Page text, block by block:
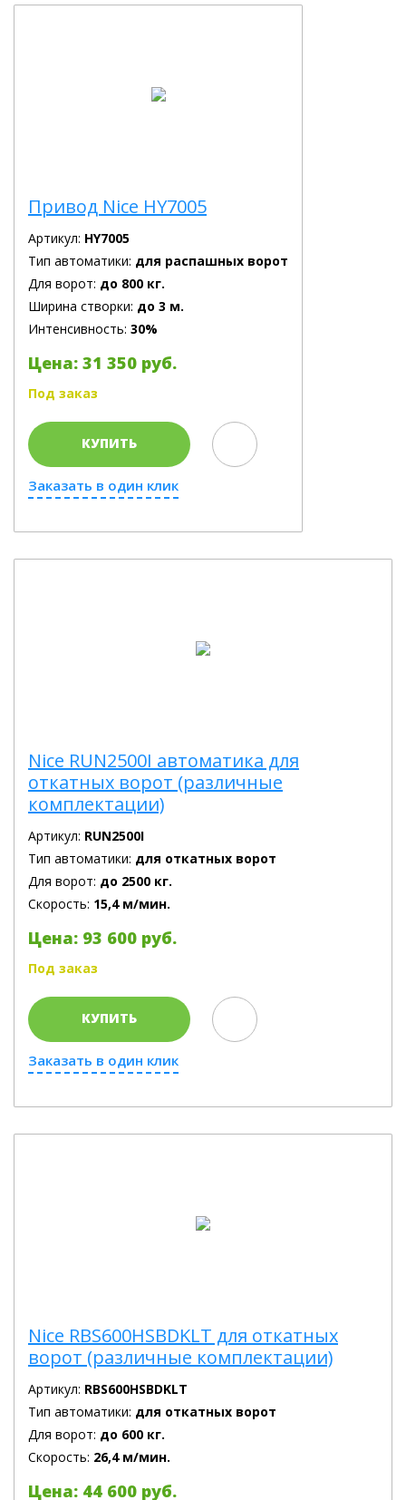
Привод Nice HY7005
Артикул: HY7005
Тип автоматики: для распашных ворот
Для ворот: до 800 кг.
Ширина створки: до 3 м.
Интенсивность: 30%
Цена: 31 350 руб.
Под заказ
КУПИТЬ
Заказать в один клик
Nice RUN2500I автоматика для
откатных ворот (различные
комплектации)
Артикул: RUN2500I
Тип автоматики: для откатных ворот
Для ворот: до 2500 кг.
Скорость: 15,4 м/мин.
Цена: 93 600 руб.
Под заказ
КУПИТЬ
Заказать в один клик
Nice RBS600HSBDKLT для откатных
ворот (различные комплектации)
Артикул: RBS600HSBDKLT
Тип автоматики: для откатных ворот
Для ворот: до 600 кг.
Скорость: 26,4 м/мин.
Цена: 44 600 руб.